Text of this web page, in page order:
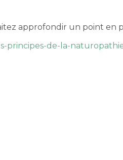
approfondir un point en
principes-de-la-